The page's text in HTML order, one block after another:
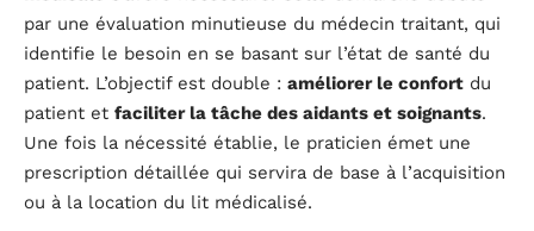
par une évaluation minutieuse du médecin traitant, qui
identifie le besoin en se basant sur l’état de santé du
patient. L’objectif est double : améliorer le confort du
patient et faciliter la tâche des aidants et soignants.
Une fois la nécessité établie, le praticien émet une
prescription détaillée qui servira de base à l’acquisition
ou à la location du lit médicalisé.